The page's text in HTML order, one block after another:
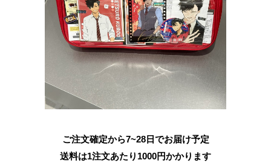
ご注文確定から7~28日でお届け予定
送料は1注文あたり 1000円かかります